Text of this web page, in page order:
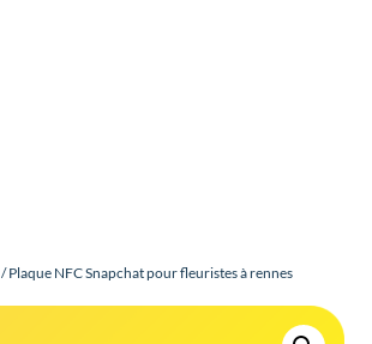
/ Plaque NFC Snapchat pour fleuristes à rennes